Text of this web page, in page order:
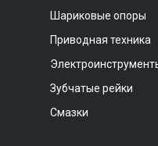
Шариковые опоры
Приводная техника
Зубчатые рейки
Смазки